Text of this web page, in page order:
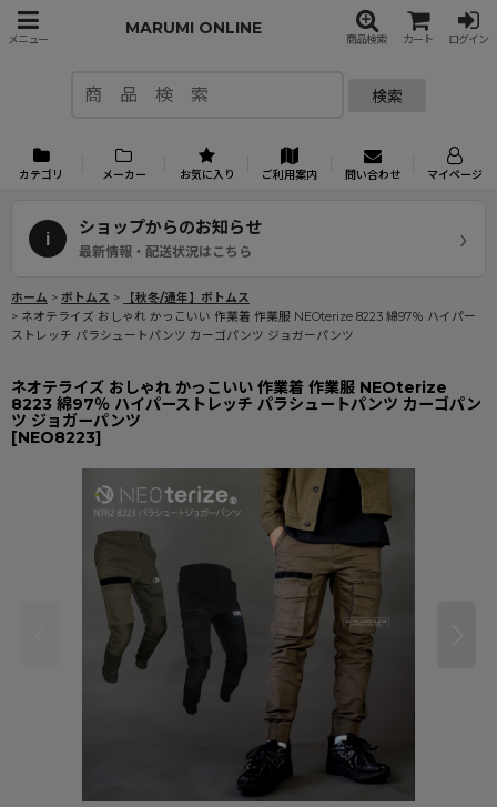
メニュー
MARUMI ONLINE
商品検索 カート ログイン
検索
カテゴリ メーカー お気に入り ご利用案内 問い合わせ マイページ
i
ショップからのお知らせ
最新情報・配送状況はこちら ›
ホーム > ボトムス >
【秋冬/通年】ボトムス
> ネオテライズ おしゃれ かっこいい 作業着 作業服 NEOterize 8223 綿97％ ハイパー
ストレッチ パラシュートパンツ カーゴパンツ ジョガーパンツ
ネオテライズ おしゃれ かっこいい 作業着 作業服 NEOterize
8223 綿97％ ハイパーストレッチ パラシュートパンツ カーゴパン
ツ ジョガーパンツ
[NEO8223]